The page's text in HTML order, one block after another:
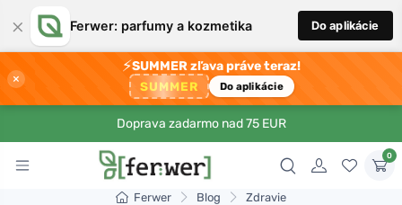
× Ferwer: parfumy a kozmetika Do aplikácie
×
⚡SUMMER zľava práve teraz!
SUMMER Do aplikácie
Doprava zadarmo nad 75 EUR
0
Ferwer Blog Zdravie